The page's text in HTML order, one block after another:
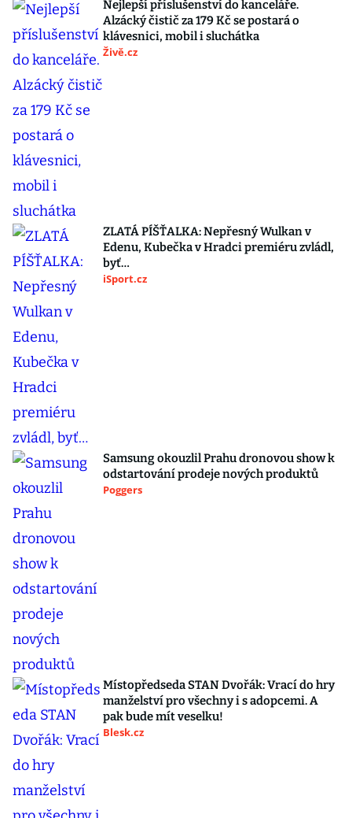
Nejlepší příslušenství do kanceláře.
Alzácký čistič za 179 Kč se postará o
klávesnici, mobil i sluchátka
Živě.cz
ZLATÁ PÍŠŤALKA: Nepřesný Wulkan v
Edenu, Kubečka v Hradci premiéru zvládl,
byť…
iSport.cz
Samsung okouzlil Prahu dronovou show k
odstartování prodeje nových produktů
Poggers
Místopředseda STAN Dvořák: Vrací do hry
manželství pro všechny i s adopcemi. A
pak bude mít veselku!
Blesk.cz